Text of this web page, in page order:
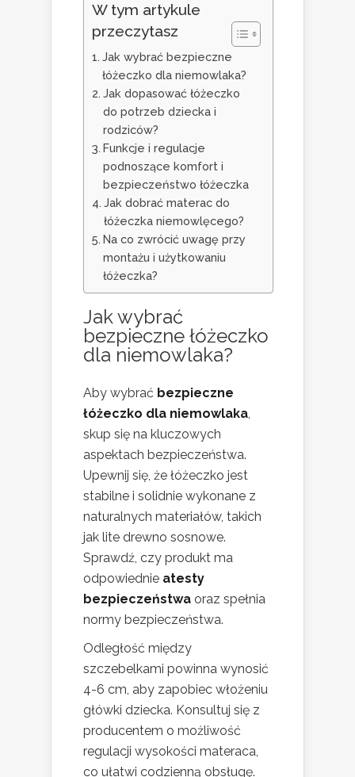
W tym artykule
przeczytasz
Jak wybrać bezpieczne
łóżeczko dla niemowlaka?
Jak dopasować łóżeczko
do potrzeb dziecka i
rodziców?
Funkcje i regulacje
podnoszące komfort i
bezpieczeństwo łóżeczka
Jak dobrać materac do
łóżeczka niemowlęcego?
Na co zwrócić uwagę przy
montażu i użytkowaniu
łóżeczka?
Jak wybrać
bezpieczne łóżeczko
dla niemowlaka?
Aby wybrać bezpieczne
łóżeczko dla niemowlaka,
skup się na kluczowych
aspektach bezpieczeństwa.
Upewnij się, że łóżeczko jest
stabilne i solidnie wykonane z
naturalnych materiałów, takich
jak lite drewno sosnowe.
Sprawdź, czy produkt ma
odpowiednie atesty
bezpieczeństwa oraz spełnia
normy bezpieczeństwa.
Odległość między
szczebelkami powinna wynosić
4-6 cm, aby zapobiec włożeniu
główki dziecka. Konsultuj się z
producentem o możliwość
regulacji wysokości materaca,
co ułatwi codzienną obsługę.